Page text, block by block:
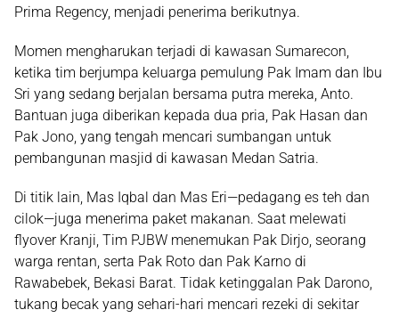
Prima Regency, menjadi penerima berikutnya.
Momen mengharukan terjadi di kawasan Sumarecon,
ketika tim berjumpa keluarga pemulung Pak Imam dan Ibu
Sri yang sedang berjalan bersama putra mereka, Anto.
Bantuan juga diberikan kepada dua pria, Pak Hasan dan
Pak Jono, yang tengah mencari sumbangan untuk
pembangunan masjid di kawasan Medan Satria.
Di titik lain, Mas Iqbal dan Mas Eri—pedagang es teh dan
cilok—juga menerima paket makanan. Saat melewati
flyover Kranji, Tim PJBW menemukan Pak Dirjo, seorang
warga rentan, serta Pak Roto dan Pak Karno di
Rawabebek, Bekasi Barat. Tidak ketinggalan Pak Darono,
tukang becak yang sehari-hari mencari rezeki di sekitar